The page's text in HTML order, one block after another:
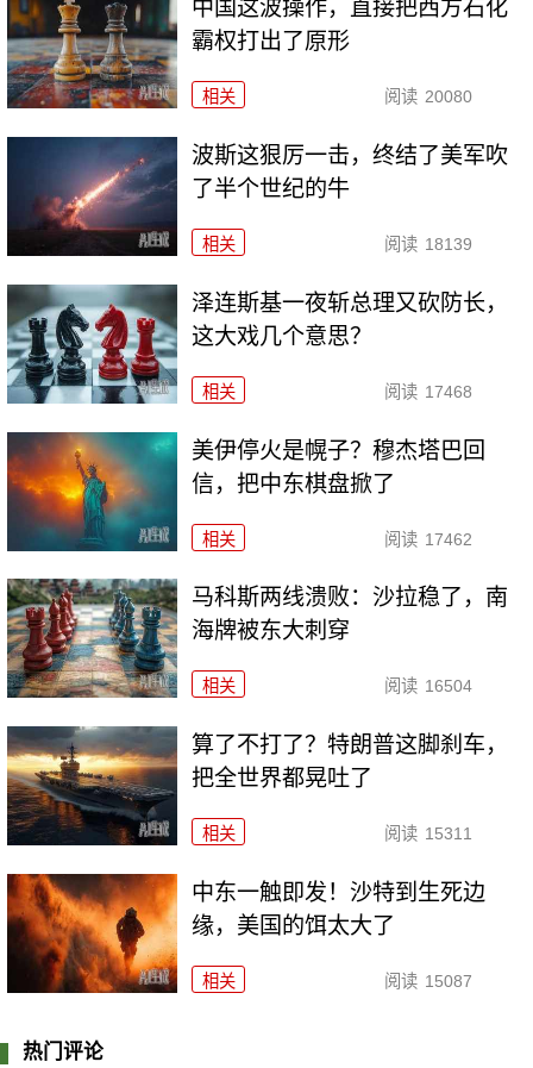
中国这波操作，直接把西方石化
霸权打出了原形
相关 阅读 20080
波斯这狠厉一击，终结了美军吹
了半个世纪的牛
相关 阅读 18139
泽连斯基一夜斩总理又砍防长，
这大戏几个意思？
相关 阅读 17468
美伊停火是幌子？穆杰塔巴回
信，把中东棋盘掀了
相关 阅读 17462
马科斯两线溃败：沙拉稳了，南
海牌被东大刺穿
相关 阅读 16504
算了不打了？特朗普这脚刹车，
把全世界都晃吐了
相关 阅读 15311
中东一触即发！沙特到生死边
缘，美国的饵太大了
相关 阅读 15087
热门评论